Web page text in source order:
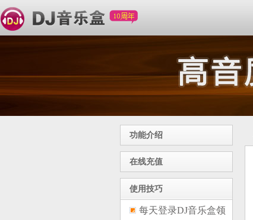
功能介绍
在线充值
使用技巧
每天登录DJ音乐盒领